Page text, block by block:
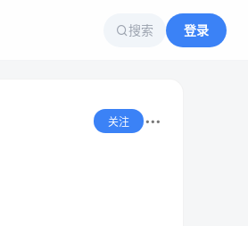
搜索 登录
关注